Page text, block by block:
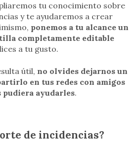
tu conocimiento sobre
y te ayudaremos a crear
ponemos a tu alcance un
completamente editable
a tu gusto.
útil, no olvides dejarnos un
en tus redes con amigos
pudiera ayudarles.
de incidencias?